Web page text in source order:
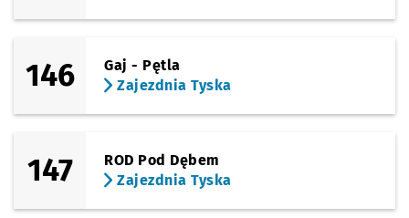
146
Gaj - Pętla
Zajezdnia Tyska
147
ROD Pod Dębem
Zajezdnia Tyska